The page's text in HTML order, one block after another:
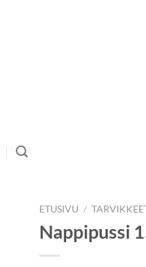
ETUSIVU /
Nappipussi